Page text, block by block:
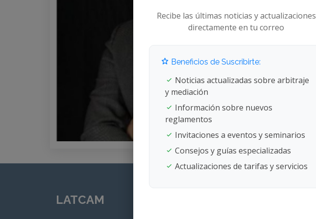
LATCAM
Recibe las últimas noticias y actualizaciones
directamente en tu correo
Beneficios de Suscribirte:
Noticias actualizadas sobre arbitraje
y mediación
Información sobre nuevos
reglamentos
Invitaciones a eventos y seminarios
Consejos y guías especializadas
Actualizaciones de tarifas y servicios